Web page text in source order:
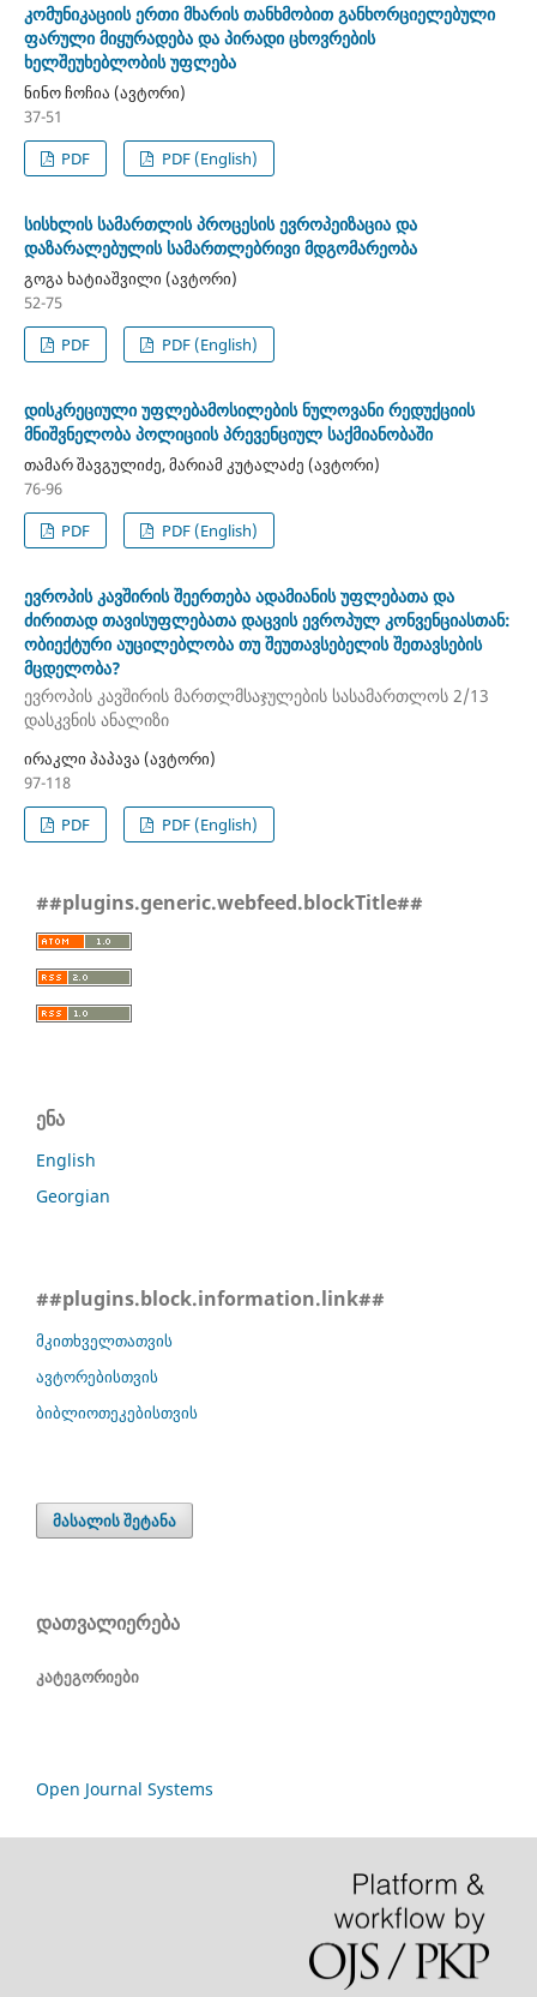
კომუნიკაციის ერთი მხარის თანხმობით განხორციელებული
ფარული მიყურადება და პირადი ცხოვრების
ხელშეუხებლობის უფლება
ნინო ჩოჩია (ავტორი)
37-51
PDF
PDF (English)
სისხლის სამართლის პროცესის ევროპეიზაცია და
დაზარალებულის სამართლებრივი მდგომარეობა
გოგა ხატიაშვილი (ავტორი)
52-75
PDF
PDF (English)
დისკრეციული უფლებამოსილების ნულოვანი რედუქციის
მნიშვნელობა პოლიციის პრევენციულ საქმიანობაში
თამარ შავგულიძე, მარიამ კუტალაძე (ავტორი)
76-96
PDF
PDF (English)
ევროპის კავშირის შეერთება ადამიანის უფლებათა და
ძირითად თავისუფლებათა დაცვის ევროპულ კონვენციასთან:
ობიექტური აუცილებლობა თუ შეუთავსებელის შეთავსების
მცდელობა?
ევროპის კავშირის მართლმსაჯულების სასამართლოს 2/13
დასკვნის ანალიზი
ირაკლი პაპავა (ავტორი)
97-118
PDF
PDF (English)
##plugins.generic.webfeed.blockTitle##
ენა
English
Georgian
##plugins.block.information.link##
მკითხველთათვის
ავტორებისთვის
ბიბლიოთეკებისთვის
მასალის შეტანა
დათვალიერება
კატეგორიები
Open Journal Systems